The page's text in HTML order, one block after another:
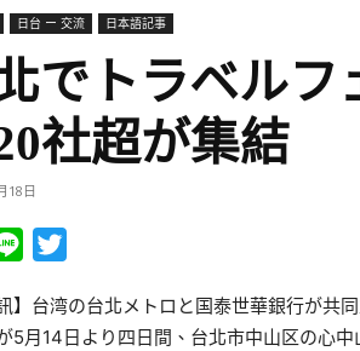
日台 ー 交流 日本語記事
でトラベル
社超が集結
18日
Line
訊】台湾の台北メトロと国泰世華銀行が共
5月14日より四日間、台北市中山区の心